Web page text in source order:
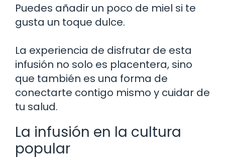
Puedes añadir un poco de miel si te
gusta un toque dulce.
La experiencia de disfrutar de esta
infusión no solo es placentera, sino
que también es una forma de
conectarte contigo mismo y cuidar de
tu salud.
La infusión en la cultura
popular